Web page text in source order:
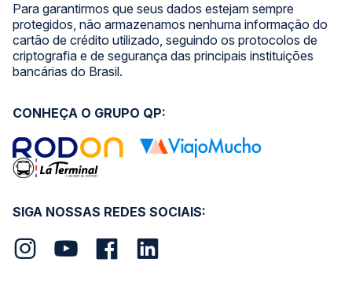
Para garantirmos que seus dados estejam sempre
protegidos, não armazenamos nenhuma informação do
cartão de crédito utilizado, seguindo os protocolos de
criptografia e de segurança das principais instituições
bancárias do Brasil.
SIGA NOSSAS REDES SOCIAIS:
CONHEÇA O GRUPO QP: